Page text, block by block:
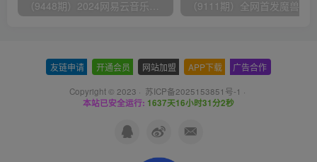
友链申请 开通会员 网站加盟 APP下载 广告合作
Copyright © 2023 · 苏ICP备2025153851号-1 ·
本站已安全运行: 1637天16小时31分3秒